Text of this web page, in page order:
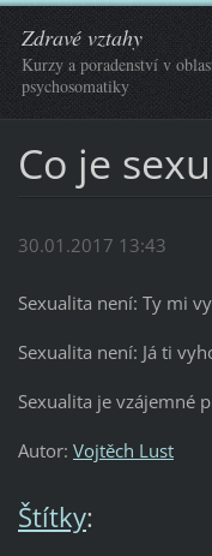
Zdravé vztahy
Kurzy a poradenství v
psychosomatiky
Co je
30.01.2017 13:43
Sexualita není: Ty mi
Sexualita není: Já ti
Sexualita je vzájemné
Autor: Vojtěch Lust
Štítky: